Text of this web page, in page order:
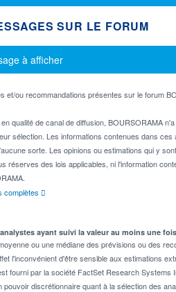
SUR LE FORUM
à afficher
et/ou recommandations présentes sur le forum
qualité de canal de diffusion, BOURSORAMA
sélection. Les informations contenues dans
sorte. Les opinions ou estimations qui y
réserves des lois applicables, ni l'information
complètes
ayant suivi la valeur au moins une
ou une médiane des prévisions ou des
l'inconvénient d'être sensible aux estimations
fourni par la société FactSet Research
pouvoir discrétionnaire quant à la sélection des